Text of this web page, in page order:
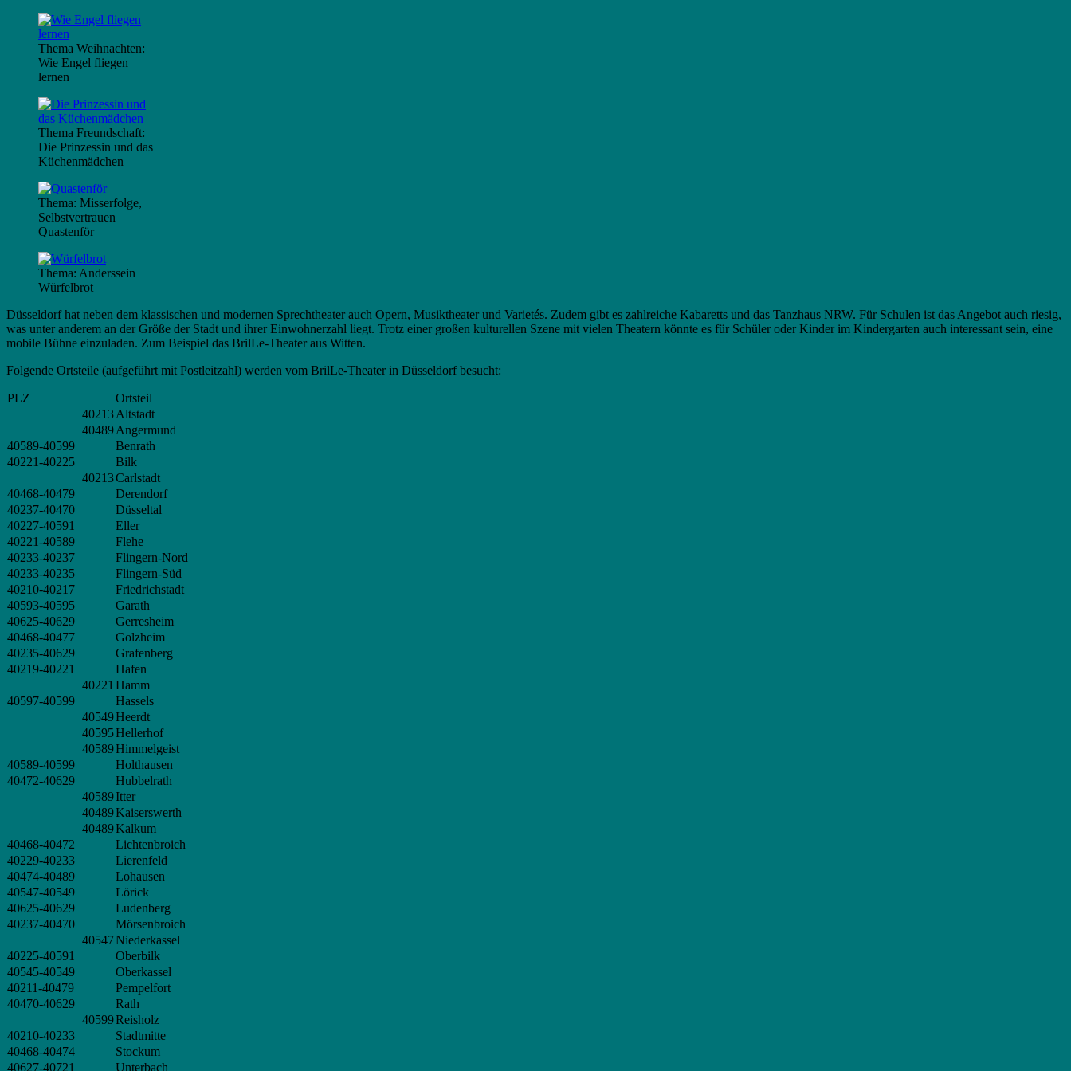
Thema Weihnachten:
Wie Engel fliegen
lernen
Thema Freundschaft:
Die Prinzessin und das
Küchenmädchen
Thema: Misserfolge,
Selbstvertrauen
Quastenför
Thema: Anderssein
Würfelbrot
Düsseldorf hat neben dem klassischen und modernen Sprechtheater auch Opern, Musiktheater und Varietés. Zudem gibt es zahlreiche Kabaretts und das Tanzhaus NRW. Für Schulen ist das Angebot auch riesig,
was unter anderem an der Größe der Stadt und ihrer Einwohnerzahl liegt. Trotz einer großen kulturellen Szene mit vielen Theatern könnte es für Schüler oder Kinder im Kindergarten auch interessant sein, eine
mobile Bühne einzuladen. Zum Beispiel das BrilLe-Theater aus Witten.
Folgende Ortsteile (aufgeführt mit Postleitzahl) werden vom BrilLe-Theater in Düsseldorf besucht:
PLZ
Ortsteil
40213Altstadt
40489Angermund
40589-40599
Benrath
40221-40225
Bilk
40213Carlstadt
40468-40479
Derendorf
40237-40470
Düsseltal
40227-40591
Eller
40221-40589
Flehe
40233-40237
Flingern-Nord
40233-40235
Flingern-Süd
40210-40217
Friedrichstadt
40593-40595
Garath
40625-40629
Gerresheim
40468-40477
Golzheim
40235-40629
Grafenberg
40219-40221
Hafen
40221 Hamm
40597-40599
Hassels
40549Heerdt
40595Hellerhof
40589Himmelgeist
40589-40599
Holthausen
40472-40629
Hubbelrath
40589Itter
40489Kaiserswerth
40489Kalkum
40468-40472
Lichtenbroich
40229-40233
Lierenfeld
40474-40489
Lohausen
40547-40549
Lörick
40625-40629
Ludenberg
40237-40470
Mörsenbroich
40547Niederkassel
40225-40591
Oberbilk
40545-40549
Oberkassel
40211-40479
Pempelfort
40470-40629
Rath
40599Reisholz
40210-40233
Stadtmitte
40468-40474
Stockum
40627-40721
Unterbach